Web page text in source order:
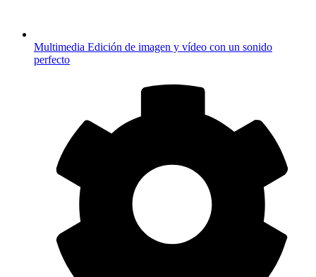
Multimedia Edición de imagen y vídeo con un sonido
perfecto